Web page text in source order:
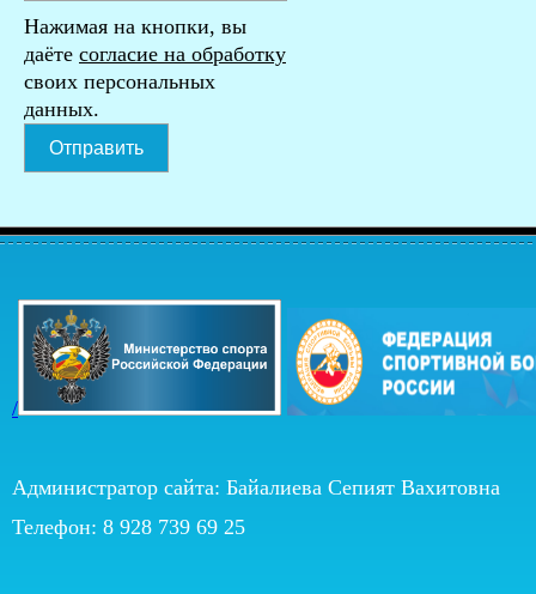
Нажимая на кнопки, вы
даёте согласие на обработку
своих персональных
данных.
Отправить
/
Администратор сайта: Байалиева Сепият Вахитовна
Телефон: 8 928 739 69 25